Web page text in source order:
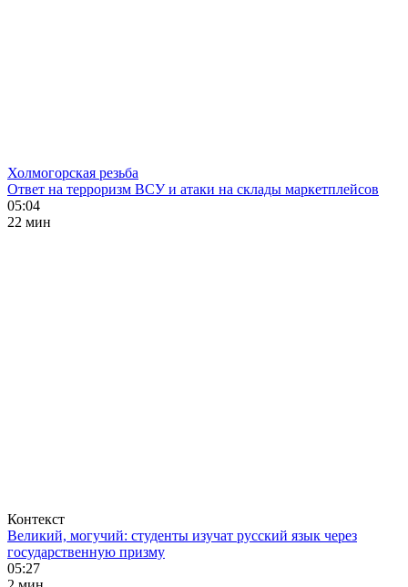
Холмогорская резьба
Ответ на терроризм ВСУ и атаки на склады маркетплейсов
05:04
22 мин
Контекст
Великий, могучий: студенты изучат русский язык через
государственную призму
05:27